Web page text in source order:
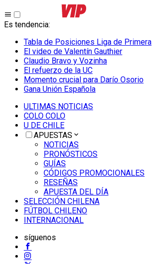
Es tendencia:
Tabla de Posiciones Liga de Primera
El video de Valentín Gauthier
Claudio Bravo y Vozinha
El refuerzo de la UC
Momento crucial para Darío Osorio
Gana Unión Española
ULTIMAS NOTICIAS
COLO COLO
U DE CHILE
APUESTAS
NOTICIAS
PRONÓSTICOS
GUÍAS
CÓDIGOS PROMOCIONALES
RESEÑAS
APUESTA DEL DÍA
SELECCIÓN CHILENA
FÚTBOL CHILENO
INTERNACIONAL
síguenos